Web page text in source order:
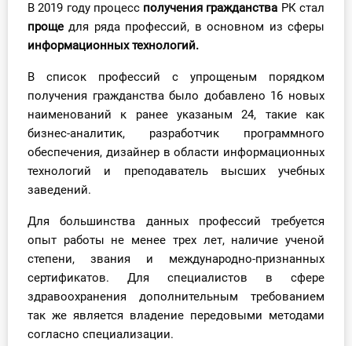
Вебинары
Участник ВЭД
Практика ИП
Кадры. Труд. Зарплата.
Юридический помощник
Интернет-магазин
О Системе
В 2019 году процесс получения гражданства РК стал
прощедля ряда профессий, в основном из сферы
информационных технологий.
В список профессий с упрощеным порядком
получения гражданства было добавлено 16 новых
наименований к ранее указаным 24, такие как
бизнес-аналитик, разработчик программного
обеспечения, дизайнер в области информационных
технологий и преподаватель высших учебных
заведений.
Для большинства данных профессий требуется
опыт работы не менее трех лет, наличие ученой
степени, звания и международно-признанных
сертификатов. Для специалистов в сфере
здравоохранения дополнительным требованием
так же является владение передовыми методами
согласно специализации.